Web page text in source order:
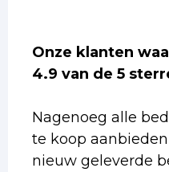
Onze klanten
4.9 van de 5
Nagenoeg alle
te koop
nieuw geleverde